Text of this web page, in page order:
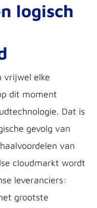
logisch
vrijwel elke
dit moment
Dat is
gevolg van
van
cloudmarkt wordt
leveranciers:
grootste